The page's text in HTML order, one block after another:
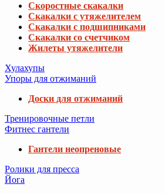
Скоростные скакалки
Скакалки с утяжелителем
Скакалки с подшипниками
Скакалки со счетчиком
Жилеты утяжелители
Хулахупы
Упоры для отжиманий
Доски для отжиманий
Тренировочные петли
Фитнес гантели
Гантели неопреновые
Ролики для пресса
Йога